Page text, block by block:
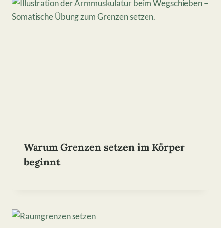
Warum Grenzen setzen im Körper
beginnt